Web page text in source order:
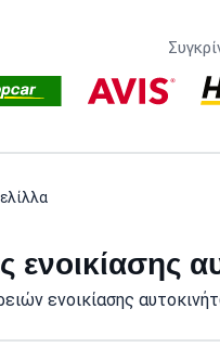
ενοικίασης